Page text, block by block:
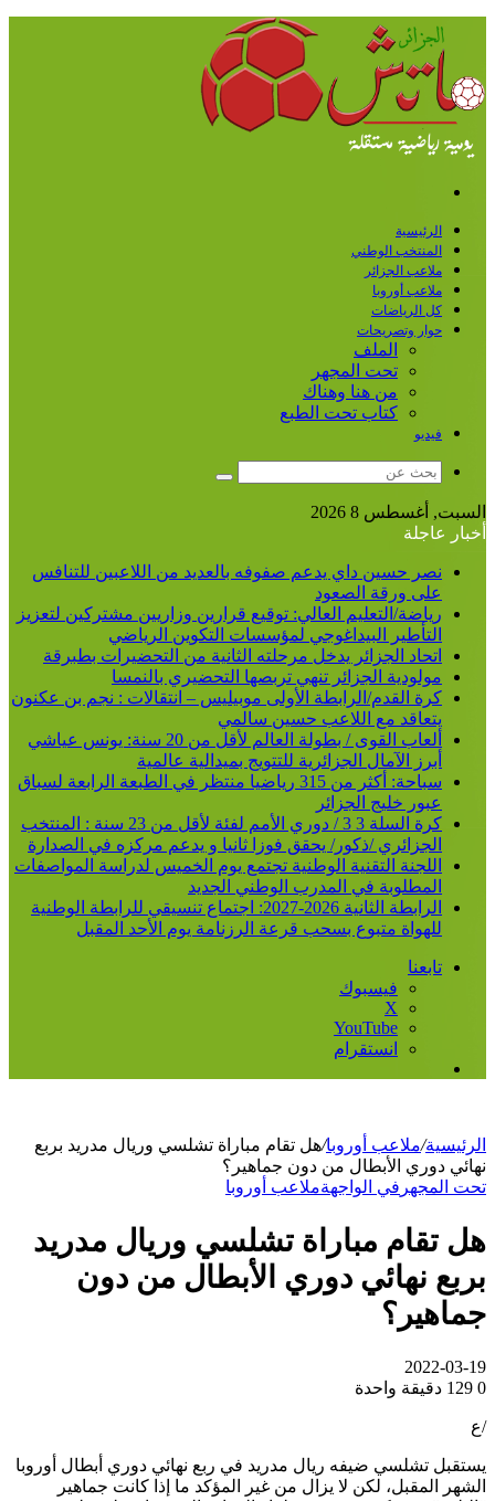
الرئيسية
المنتخب الوطني
ملاعب الجزائر
ملاعب أوروبا
كل الرياضات
حوار وتصريحات
الملف
تحت المجهر
من هنا وهناك
كتاب تحت الطبع
فيديو
بحث
السبت, أغسطس 8 2026
أخبار عاجلة
نصر حسين داي يدعم صفوفه بالعديد من اللاعبين للتنافس
على ورقة الصعود
رياضة/التعليم العالي: توقيع قرارين وزاريين مشتركين لتعزيز
التأطير البيداغوجي لمؤسسات التكوين الرياضي
اتحاد الجزائر يدخل مرحلته الثانية من التحضيرات بطبرقة
مولودية الجزائر تنهي تربصها التحضيري بالنمسا
كرة القدم/الرابطة الأولى موبيليس – انتقالات : نجم بن عكنون
يتعاقد مع اللاعب حسين سالمي
ألعاب القوى / بطولة العالم لأقل من 20 سنة: يونس عياشي
أبرز الآمال الجزائرية للتتويج بميدالية عالمية
سباحة: أكثر من 315 رياضيا منتظر في الطبعة الرابعة لسباق
عبور خليج الجزائر
كرة السلة 3 3 / دوري الأمم لفئة لأقل من 23 سنة : المنتخب
الجزائري /ذكور/ يحقق فوزا ثانيا و يدعم مركزه في الصدارة
اللجنة التقنية الوطنية تجتمع يوم الخميس لدراسة المواصفات
المطلوبة في المدرب الوطني الجديد
الرابطة الثانية 2026-2027: اجتماع تنسيقي للرابطة الوطنية
للهواة متبوع بسحب قرعة الرزنامة يوم الأحد المقبل
تابعنا
فيسبوك
‫X
‫YouTube
انستقرام
الرئيسية/ملاعب أوروبا/هل تقام مباراة تشلسي وريال مدريد بربع
نهائي دوري الأبطال من دون جماهير؟
تحت المجهر في الواجهةملاعب أوروبا
هل تقام مباراة تشلسي وريال مدريد
بربع نهائي دوري الأبطال من دون
جماهير؟
2022-03-19
0
دقيقة واحدة
/ع
يستقبل تشلسي ضيفه ريال مدريد في ربع نهائي دوري أبطال أوروبا
الشهر المقبل، لكن لا يزال من غير المؤكد ما إذا كانت جماهير